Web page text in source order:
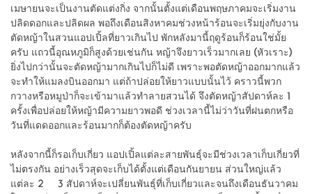
เมษายนจะเป็นงานตัดแต่งกิ่ง จากนั้นตั้งแต่เดือนพฤษภาคมจะเริ่มงาน
ปลิดดอกและปลิดผล พอถึงเดือนสิงหาคมช่วงหน้าร้อนจะเริ่มยุ่งกับงาน
ตัดหญ้าในสวนแอปเปิ้ลที่ยาวเกินไป พักหลังมานี้ฤดูร้อนก็ร้อนใช่มั้ย
ครับ แถวนี้อุณหภูมิก็สูงด้วยเช่นกัน หญ้าจึงยาวเร็วมากเลย (หัวเราะ)
ยิ่งไปกว่านั้นจะตัดหญ้ามากเกินไปก็ไม่ดี เพราะพอตัดหญ้าออกมากแล้ว
จะทำให้แมลงบินออกมา แต่ถ้าปล่อยให้ยาวแบบนั้นไว้ คราวนี้พวก
กวางหรือหมูป่าก็จะเข้ามาแล้วทำลายสวนได้ จึงตัดหญ้าสัปดาห์ละ 1
ครั้งเพื่อปล่อยให้หญ้ามีความยาวพอดี ช่วงเวลานี้ไม่ว่าวันที่ฝนตกหรือ
วันที่แดดออกและร้อนมากก็ต้องตัดหญ้าครับ
หลังจากนี้ก็รอเก็บเกี่ยว แอปเปิ้ลแต่ละสายพันธุ์จะมีช่วงเวลาเก็บเกี่ยวที่
ไม่ตรงกัน อย่างเร็วสุดจะเก็บได้ตั้งแต่เดือนกันยายน ส่วนใหญ่แล้ว
แต่ละ 2 – 3 สัปดาห์จะเปลี่ยนพันธุ์ที่เก็บเกี่ยวและจนถึงเดือนธันวาคม